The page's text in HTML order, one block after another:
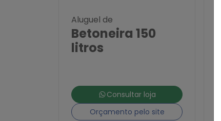
Aluguel de
Betoneira 150
litros
Consultar loja
Orçamento pelo site